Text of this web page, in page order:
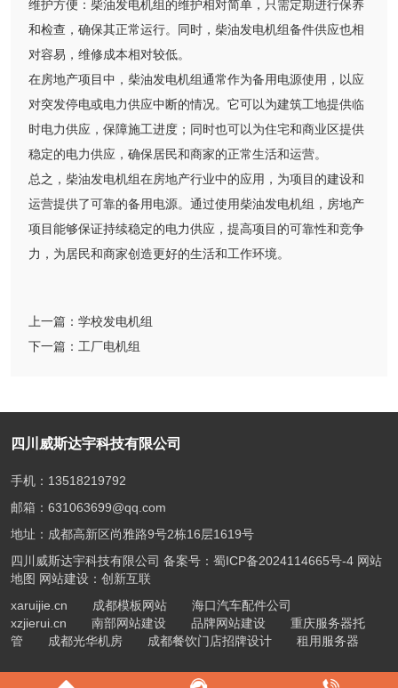
维护方便：柴油发电机组的维护相对简单，只需定期进行保养
和检查，确保其正常运行。同时，柴油发电机组备件供应也相
对容易，维修成本相对较低。
在房地产项目中，柴油发电机组通常作为备用电源使用，以应
对突发停电或电力供应中断的情况。它可以为建筑工地提供临
时电力供应，保障施工进度；同时也可以为住宅和商业区提供
稳定的电力供应，确保居民和商家的正常生活和运营。
总之，柴油发电机组在房地产行业中的应用，为项目的建设和
运营提供了可靠的备用电源。通过使用柴油发电机组，房地产
项目能够保证持续稳定的电力供应，提高项目的可靠性和竞争
力，为居民和商家创造更好的生活和工作环境。
上一篇： 学校发电机组
下一篇： 工厂电机组
四川威斯达宇科技有限公司
手机：13518219792
邮箱：631063699@qq.com
地址：成都高新区尚雅路9号2栋16层1619号
四川威斯达宇科技有限公司 备案号： 蜀ICP备2024114665号-4 网站
地图 网站建设：创新互联
xaruijie.cn
成都模板网站
海口汽车配件公司
xzjierui.cn
南部网站建设 品牌网站建设
重庆服务器托
管
成都光华机房 成都餐饮门店招牌设计 租用服务器